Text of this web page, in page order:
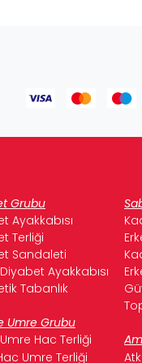
Grubu
Ayakkabısı
Terliği
Sandaleti
Ayakkabısı
Tabanlık
Umre Grubu
Hac Terliği
Umre Terliği